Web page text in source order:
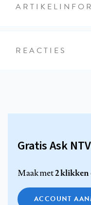
REACTIES
Gratis Ask
Maak met2 klikken
ACCOUNT